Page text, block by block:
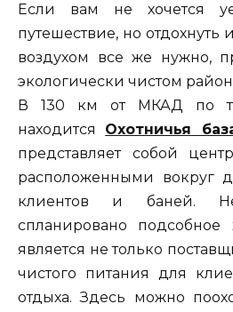
Если вам не хочется
путешествие, но
воздухом все же нужно,
экологически чистом
В 130 км от МКАД по
находится Охотничья
представляет собой
расположенными вокруг
клиентов и баней.
спланировано подсобное
является не только
чистого питания для
отдыха. Здесь можно